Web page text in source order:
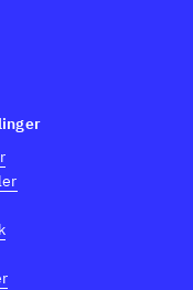
og
til